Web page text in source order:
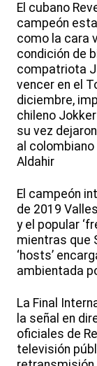
El cubano
campeón
como la cara
condición de
compatriota
vencer en el
diciembre,
chileno
su vez
al colombiano
Aldahir
El campeón
de 2019
y el popular
mientras que
‘hosts’
ambientada
La Final
la señal en
oficiales de
televisión